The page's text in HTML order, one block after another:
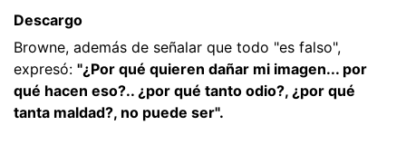
Descargo
Browne, además de señalar que todo "es falso",
expresó: "¿Por qué quieren dañar mi imagen... por
qué hacen eso?.. ¿por qué tanto odio?, ¿por qué
tanta maldad?, no puede ser".